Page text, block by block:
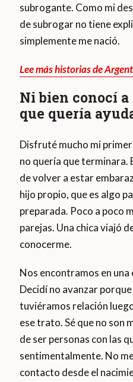
subrogante. Como mi
de subrogar no tiene
simplemente me nació.
Lee más historias de
Ni bien conocí a
que quería
Disfruté mucho mi
no quería que terminara.
de volver a estar
hijo propio, que es algo
preparada. Poco a poco
parejas. Una chica viajó
conocerme.
Nos encontramos en
Decidí no avanzar
tuviéramos relación
ese trato. Sé que no son
de ser personas con las
sentimentalmente. No
contacto desde el